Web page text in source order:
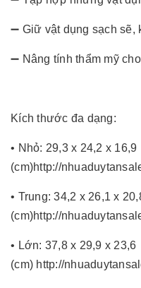
➖ Giữ vật dụng sạch sẽ,
➖ Nâng tính thẩm mỹ
Kích thước đa dạng:
• Nhỏ: 29,3 x 24,2 x 16,9
(cm)http://
• Trung: 34,2 x 26,1 x
(cm)http://
• Lớn: 37,8 x 29,9 x 23,6
(cm) http://